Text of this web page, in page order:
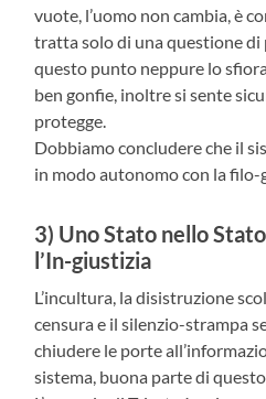
vuote, l’uomo non cambia, è
tratta solo di una questione di
questo punto neppure lo
ben gonfie, inoltre si sente
protegge.
Dobbiamo concludere che il
in modo autonomo con la filo-
3) Uno Stato nello
l’In-giustizia
L’incultura, la disistruzione
censura e il silenzio-strampa
chiudere le porte
sistema, buona parte di